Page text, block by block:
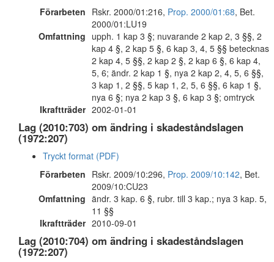
Förarbeten Rskr. 2000/01:216, Prop. 2000/01:68, Bet.
2000/01:LU19
Omfattning upph. 1 kap 3 §; nuvarande 2 kap 2, 3 §§, 2
kap 4 §, 2 kap 5 §, 6 kap 3, 4, 5 §§ betecknas
2 kap 4, 5 §§, 2 kap 2 §, 2 kap 6 §, 6 kap 4,
5, 6; ändr. 2 kap 1 §, nya 2 kap 2, 4, 5, 6 §§,
3 kap 1, 2 §§, 5 kap 1, 2, 5, 6 §§, 6 kap 1 §,
nya 6 §; nya 2 kap 3 §, 6 kap 3 §; omtryck
Ikraftträder 2002-01-01
Lag (2010:703) om ändring i skadeståndslagen
(1972:207)
Tryckt format (PDF)
Förarbeten Rskr. 2009/10:296, Prop. 2009/10:142, Bet.
2009/10:CU23
Omfattning ändr. 3 kap. 6 §, rubr. till 3 kap.; nya 3 kap. 5,
11 §§
Ikraftträder 2010-09-01
Lag (2010:704) om ändring i skadeståndslagen
(1972:207)